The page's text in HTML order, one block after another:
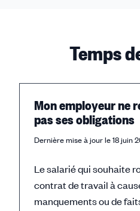
Temps
Mon employeur ne
pas ses obligations
Dernière mise à jour le 18 juin
Le salarié qui souhaite
contrat de travail à
manquements ou de